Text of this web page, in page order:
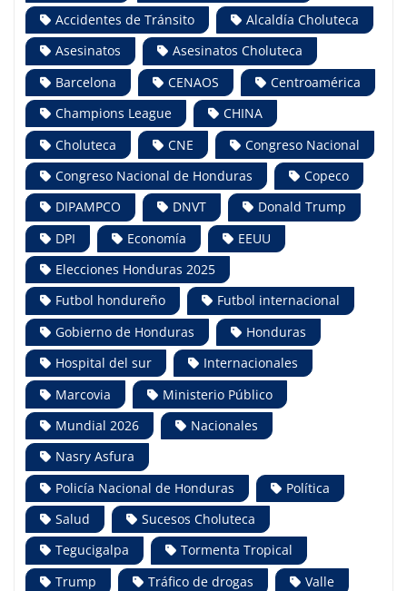
Accidentes de Tránsito
Alcaldía Choluteca
Asesinatos
Asesinatos Choluteca
Barcelona
CENAOS
Centroamérica
Champions League
CHINA
Choluteca
CNE
Congreso Nacional
Congreso Nacional de Honduras
Copeco
DIPAMPCO
DNVT
Donald Trump
DPI
Economía
EEUU
Elecciones Honduras 2025
Futbol hondureño
Futbol internacional
Gobierno de Honduras
Honduras
Hospital del sur
Internacionales
Marcovia
Ministerio Público
Mundial 2026
Nacionales
Nasry Asfura
Policía Nacional de Honduras
Política
Salud
Sucesos Choluteca
Tegucigalpa
Tormenta Tropical
Trump
Tráfico de drogas
Valle